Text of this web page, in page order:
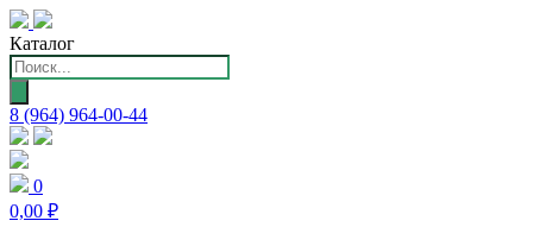
Каталог
Поиск
товаров
8 (964) 964-00-44
0
0,00 ₽